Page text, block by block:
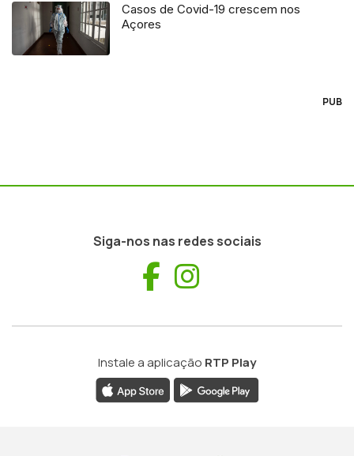
Casos de Covid-19 crescem nos
Açores
PUB
Siga-nos nas redes sociais
Facebook
Instale a aplicação RTP Play